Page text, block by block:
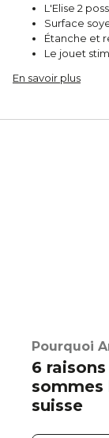
L'Elise 2
Surface
Étanche et
Le jouet
En savoir plus
Pourquoi
6
sommes
suisse